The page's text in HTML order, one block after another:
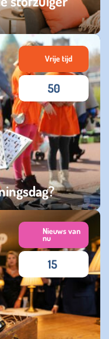
Vrije tijd
50
Nieuws van
nu
15